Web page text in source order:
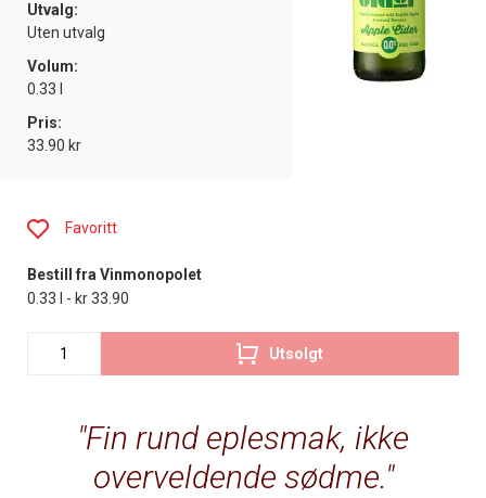
Utvalg:
Uten utvalg
Volum:
0.33 l
Pris:
33.90 kr
Fin rund eplesmak, ikke
overveldende sødme.
Favoritt
Bestill fra Vinmonopolet
0.33 l - kr 33.90
Utsolgt